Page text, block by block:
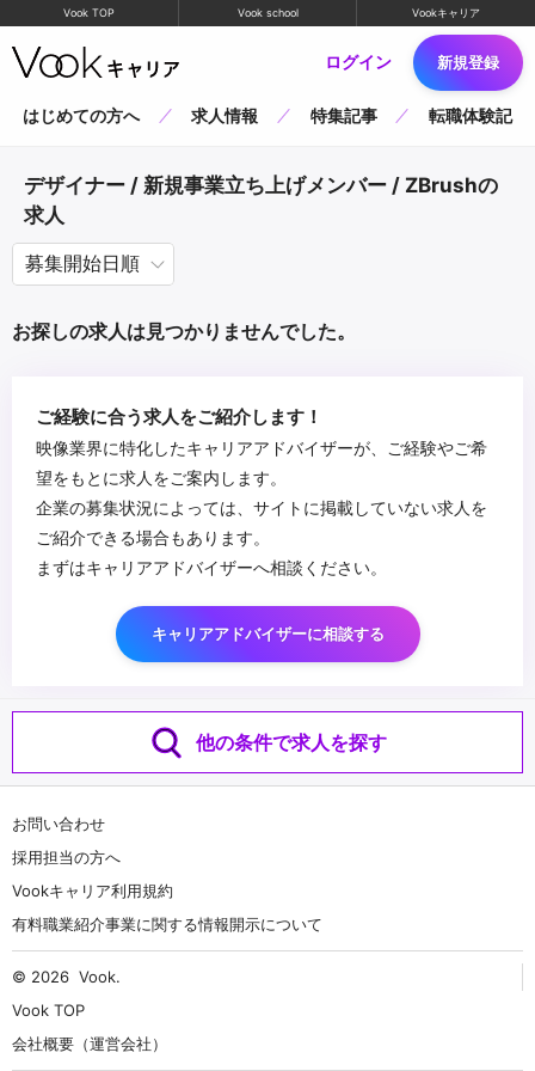
Vook TOP Vook school Vookキャリア
ログイン 新規登録
はじめての方へ 求人情報 特集記事 転職体験記
デザイナー / 新規事業立ち上げメンバー / ZBrushの
求人
お探しの求人は見つかりませんでした。
ご経験に合う求人をご紹介します！
映像業界に特化したキャリアアドバイザーが、ご経験やご希
望をもとに求人をご案内します。
企業の募集状況によっては、サイトに掲載していない求人を
ご紹介できる場合もあります。
まずはキャリアアドバイザーへ相談ください。
キャリアアドバイザーに相談する
他の条件で求人を探す
お問い合わせ
採用担当の方へ
Vookキャリア利用規約
有料職業紹介事業に関する情報開示について
© 2026 Vook.
Vook TOP
会社概要（運営会社）